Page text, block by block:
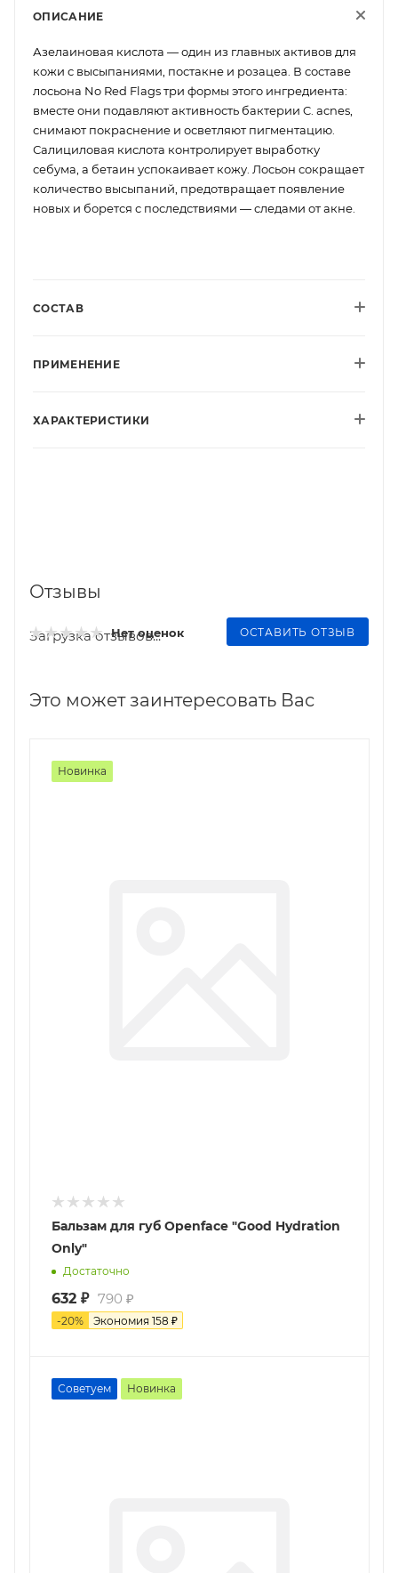
ОПИСАНИЕ
Азелаиновая кислота — один из главных активов для
кожи с высыпаниями, постакне и розацеа. В составе
лосьона No Red Flags три формы этого ингредиента:
вместе они подавляют активность бактерии C. acnes,
снимают покраснение и осветляют пигментацию.
Салициловая кислота контролирует выработку
себума, а бетаин успокаивает кожу. Лосьон сокращает
количество высыпаний, предотвращает появление
новых и борется с последствиями — следами от акне.
СОСТАВ
ПРИМЕНЕНИЕ
ХАРАКТЕРИСТИКИ
Отзывы
Нет оценок ОСТАВИТЬ ОТЗЫВ
Загрузка отзывов...
Это может заинтересовать Вас
Новинка
Бальзам для губ Openface "Good Hydration
Only"
Достаточно
632 ₽ 790 ₽
-20% Экономия 158 ₽
Советуем Новинка